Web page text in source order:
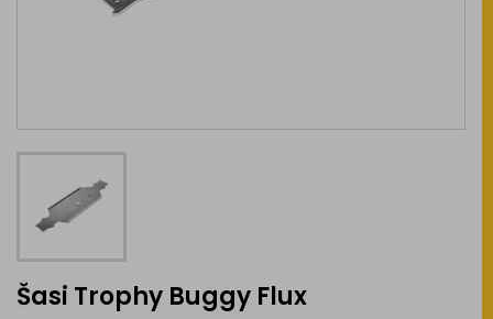
Šasi Trophy Buggy Flux